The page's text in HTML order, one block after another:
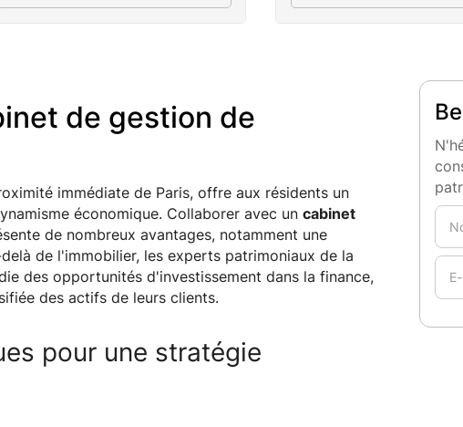
de gestion de
immédiate de Paris, offre aux résidents un
économique. Collaborer avec un cabinet
de nombreux avantages, notamment une
de l'immobilier, les experts patrimoniaux de la
des opportunités d'investissement dans la finance,
des actifs de leurs clients.
pour une stratégie